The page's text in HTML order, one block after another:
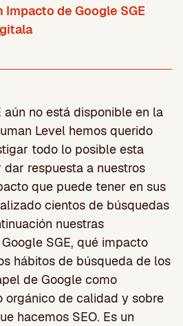
de Google SGE
aún no está disponible en la
Level hemos querido
todo lo posible esta
respuesta a nuestros
que puede tener en sus
cientos de búsquedas
nuestras
SGE, qué impacto
hábitos de búsqueda de los
de Google como
de calidad y sobre
hacemos SEO. Es un